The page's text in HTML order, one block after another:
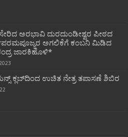
ಅರಭಾವಿ ದುರದುಂಡೀಶ್ವರ ಪೀಠದ
ಅಗಲಿಕೆಗೆ ಕಂಬನಿ ಮಿಡಿದ
ಜಾರಕಿಹೊಳಿ*
ಕ್ಲಬ್‍ದಿಂದ ಉಚಿತ ನೇತ್ರ ತಪಾಸಣೆ ಶಿಬಿರ